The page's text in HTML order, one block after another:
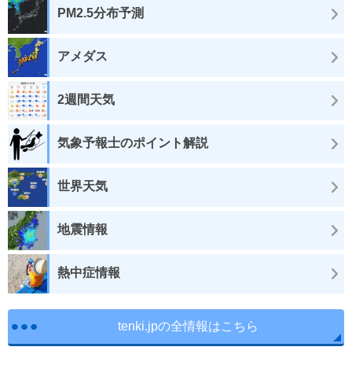
PM2.5分布予測
アメダス
2週間天気
気象予報士のポイント解説
世界天気
地震情報
熱中症情報
tenki.jpの全情報はこちら